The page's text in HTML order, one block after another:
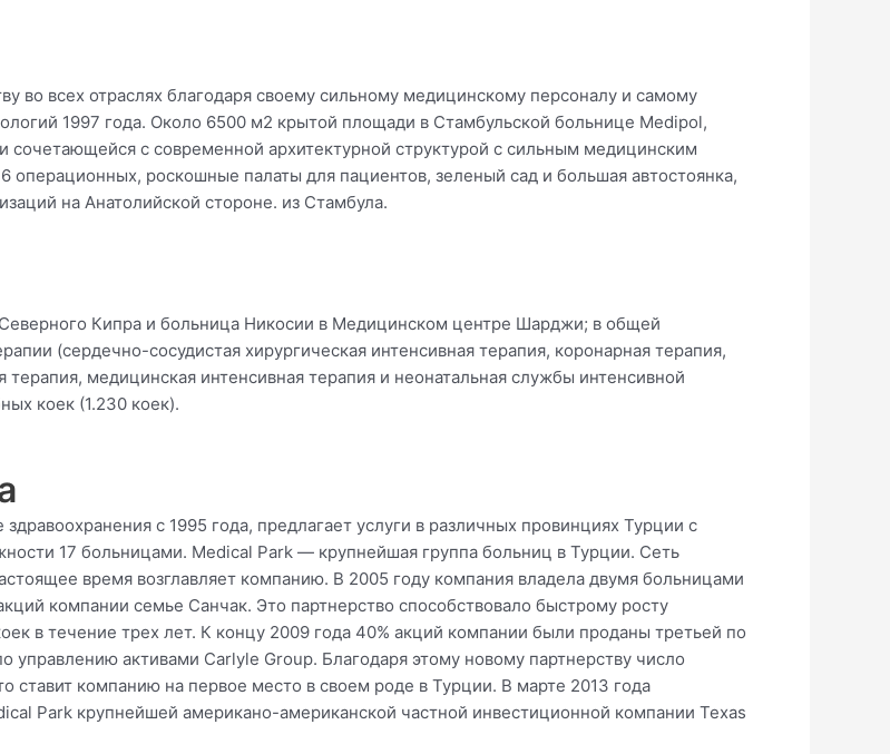
во всех отраслях благодаря своему сильному медицинскому персоналу и самому
1997 года. Около 6500 м2 крытой площади в Стамбульской больнице Medipol,
с современной архитектурной структурой с сильным медицинским
операционных, роскошные палаты для пациентов, зеленый сад и большая автостоянка,
на Анатолийской стороне. из Стамбула.
Кипра и больница Никосии в Медицинском центре Шарджи; в общей
(сердечно-сосудистая хирургическая интенсивная терапия, коронарная терапия,
медицинская интенсивная терапия и неонатальная службы интенсивной
коек (1.230 коек).
с 1995 года, предлагает услуги в различных провинциях Турции с
17 больницами. Medical Park — крупнейшая группа больниц в Турции. Сеть
время возглавляет компанию. В 2005 году компания владела двумя больницами
компании семье Санчак. Это партнерство способствовало быстрому росту
в течение трех лет. К концу 2009 года 40% акций компании были проданы третьей по
активами Carlyle Group. Благодаря этому новому партнерству число
ставит компанию на первое место в своем роде в Турции. В марте 2013 года
Park крупнейшей американо-американской частной инвестиционной компании Texas